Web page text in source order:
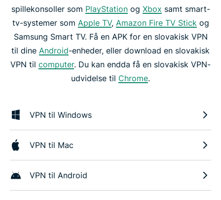
spillekonsoller som PlayStationog Xbox samt smart-
tv-systemer som Apple TV, Amazon Fire TV Stickog
Samsung Smart TV. Få en APK for en slovakisk VPN
til dine Android-enheder, eller download en slovakisk
VPN til computer. Du kan endda få en slovakisk VPN-
udvidelse til Chrome.
VPN til Windows
VPN til Mac
VPN til Android